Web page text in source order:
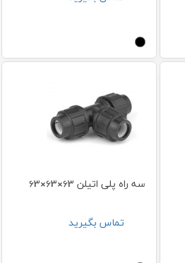
سه راه پلی اتیلن 63×63×63
تماس بگیرید